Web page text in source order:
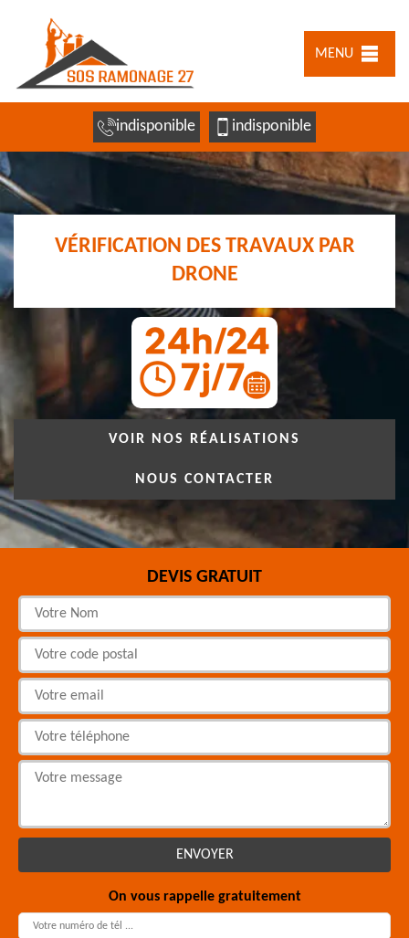
MENU
indisponible indisponible
VÉRIFICATION DES TRAVAUX PAR
DRONE
VOIR NOS RÉALISATIONS
NOUS CONTACTER
DEVIS GRATUIT
On vous rappelle gratuitement